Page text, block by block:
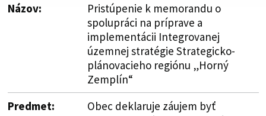
Názov:
Pristúpenie k memorandu o
spolupráci na príprave a
implementácii Integrovanej
územnej stratégie Strategicko-
plánovacieho regiónu „Horný
Zemplín“
Predmet:
Obec deklaruje záujem byť